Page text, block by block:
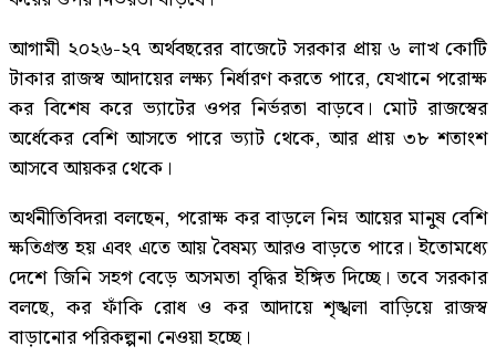
আগামী ২০২৬-২৭ অর্থবছরের বাজেটে সরকার প্রায় ৬ লাখ কোটি
টাকার রাজস্ব আদায়ের লক্ষ্য নির্ধারণ করতে পারে, যেখানে পরোক্ষ
কর বিশেষ করে ভ্যাটের ওপর নির্ভরতা বাড়বে। মোট রাজস্বের
অর্ধেকের বেশি আসতে পারে ভ্যাট থেকে, আর প্রায় ৩৮ শতাংশ
আসবে আয়কর থেকে।
অর্থনীতিবিদরা বলছেন, পরোক্ষ কর বাড়লে নিম্ন আয়ের মানুষ বেশি
ক্ষতিগ্রস্ত হয় এবং এতে আয় বৈষম্য আরও বাড়তে পারে। ইতোমধ্যে
দেশে জিনি সহগ বেড়ে অসমতা বৃদ্ধির ইঙ্গিত দিচ্ছে। তবে সরকার
বলছে, কর ফাঁকি রোধ ও কর আদায়ে শৃঙ্খলা বাড়িয়ে রাজস্ব
বাড়ানোর পরিকল্পনা নেওয়া হচ্ছে।